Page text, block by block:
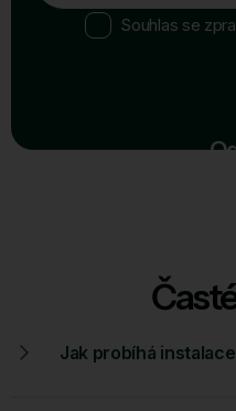
Souhlas se
Jak probíhá